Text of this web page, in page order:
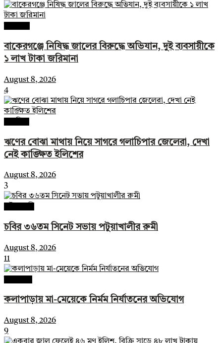
বাকেরগঞ্জে নিষিদ্ধ জালের বিরুদ্ধে অভিযান, দুই ব্যবসায়ীকে
১ লাখ টাকা জরিমানা
August 8, 2026
4
ঋণের বোঝা মাথায় নিয়ে সাগরে গলাচিপার জেলেরা, দেখা
নেই কাঙ্ক্ষিত ইলিশের
August 8, 2026
3
চবির ৩৬তম সিনেট সভায় পটুয়াখালীর রুমী
August 8, 2026
11
কলাপাড়ায় মা-মেয়েকে নির্মম নির্যাতনের অভিযোগ
August 8, 2026
9